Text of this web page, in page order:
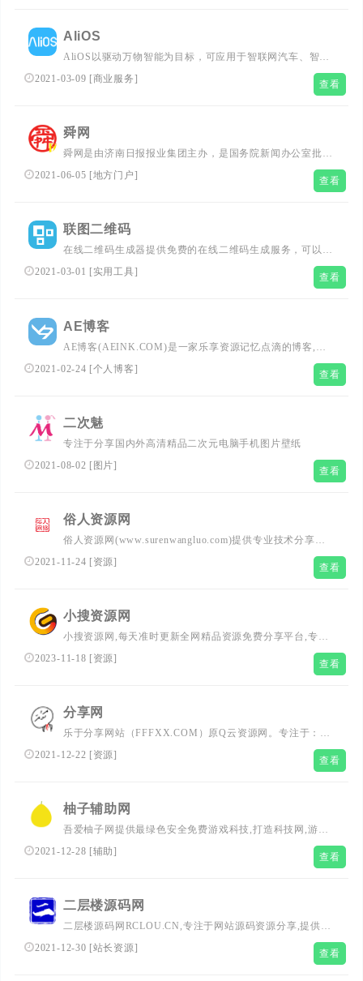
AliOS
AliOS以驱动万物智能为目标，可应用于智联网汽车、智能
家居、手机、Pad等智能终端，为行业提供一站式IoT解决方
案，构建IoT云端一体化生态，使物联网终端更加智能。从
2021-03-09 [商业服务] 查看
舜网
舜网是由济南日报报业集团主办，是国务院新闻办公室批准
的济南市唯一新闻网站、山东省重点新闻网 站，是济南最
大的综合信息网络门户。舜网现日访问量220万，已经成为
栏目。...
2021-06-05 [地方门户] 查看
联图二维码
在线二维码生成器提供免费的在线二维码生成服务，可以把
电子名片、文本、wifi网络、电子邮件、短信、电话号码、
网址等信息生成对应的二维码图片。二维码手机扫描软件下
2021-03-01 [实用工具] 查看
AE博客
AE博客(AEINK.COM)是一家乐享资源记忆点滴的博客,主
要分享程序源码,站长工具,网络技术,免费空间,模板插件,网
赚项目,各类资源,各类教程,QQ资源,手机应用,致力创造一个
2021-02-24 [个人博客] 查看
二次魅
专注于分享国内外高清精品二次元电脑手机图片壁纸
2021-08-02 [图片] 查看
俗人资源网
俗人资源网(www.surenwangluo.com)提供专业技术分享发
布,包括各类PC软件,手机软件,每天更新大量技术文章及游
2021-11-24 [资源] 查看
小搜资源网
小搜资源网,每天准时更新全网精品资源免费分享平台,专注
网络活动线报,技术教程,自学教程,网站源码,技术导航,绿色
资源,包括绿色软件资源,办公资源,游戏图文攻略资源等,了
2023-11-18 [资源] 查看
分享网
乐于分享网站（FFFXX.COM）原Q云资源网。专注于：绿
色纯净手机电脑软件、实用在线网站推荐、活动线报、网站
2021-12-22 [资源] 查看
柚子辅助网
吾爱柚子网提供最绿色安全免费游戏科技,打造科技网,游戏
科技,页游科技,科技软件,手机软件,破解软件,编程安全与易
2021-12-28 [辅助] 查看
二层楼源码网
二层楼源码网RCLOU.CN,专注于网站源码资源分享,提供网
站源码下载,网站模板下载,手机源码程序,免费源码素材,技
2021-12-30 [站长资源] 查看